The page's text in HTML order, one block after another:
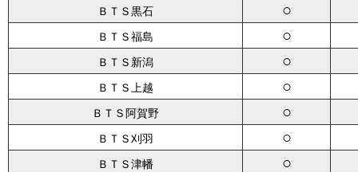
ＢＴＳ黒石 ○
ＢＴＳ福島 ○
ＢＴＳ新潟 ○
ＢＴＳ上越 ○
ＢＴＳ阿賀野 ○
ＢＴＳ刈羽 ○
ＢＴＳ津幡 ○